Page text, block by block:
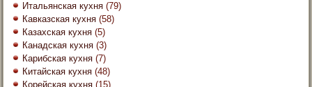
Итальянская кухня (79)
Кавказская кухня (58)
Казахская кухня (5)
Канадская кухня (3)
Карибская кухня (7)
Китайская кухня (48)
Корейская кухня (15)